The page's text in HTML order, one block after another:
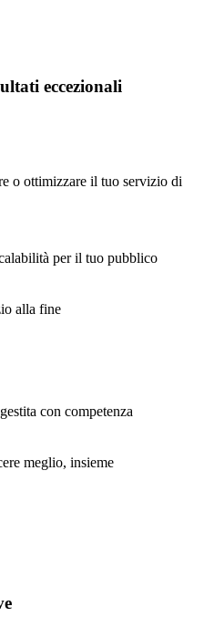
eccezionali
o ottimizzare il tuo servizio di
per il tuo pubblico
alla fine
con competenza
meglio, insieme